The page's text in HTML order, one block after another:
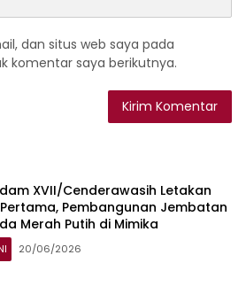
dan situs web saya pada
komentar saya berikutnya.
XVII/Cenderawasih Letakan
Pembangunan Jembatan
Merah Putih di Mimika
20/06/2026